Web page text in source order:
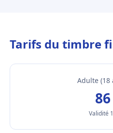
Tarifs du timbre
Adulte (18
Validité